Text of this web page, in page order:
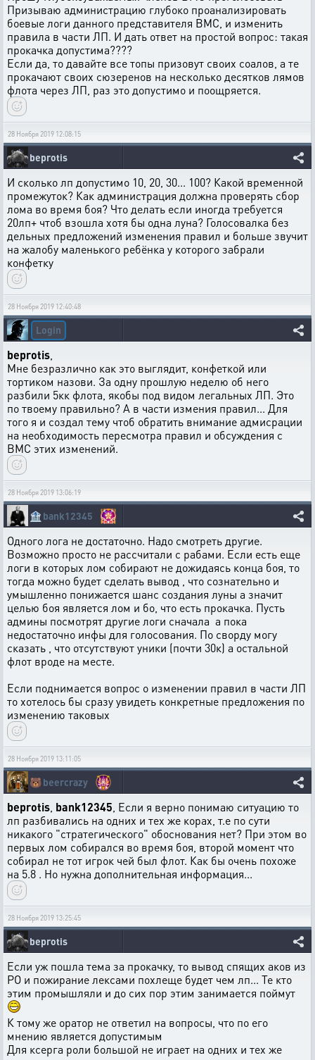
Призываю администрацию глубоко проанализировать
боевые логи данного представителя ВМС, и изменить
правила в части ЛП. И дать ответ на простой вопрос: такая
прокачка допустима????
Если да, то давайте все топы призовут своих соалов, а те
прокачают своих сюзеренов на несколько десятков лямов
флота через ЛП, раз это допустимо и поощряется.
28 Ноября 2019 12:08:15
beprotis
И сколько лп допустимо 10, 20, 30... 100? Какой временной
промежуток? Как администрация должна проверять сбор
лома во время боя? Что делать если иногда требуется
20лп+ чтоб взошла хотя бы одна луна? Голосовалка без
дельных предложений изменения правил и больше звучит
на жалобу маленького ребёнка у которого забрали
конфетку
28 Ноября 2019 12:40:48
Login
beprotis
Мне безразлично как это выглядит, конфеткой или
тортиком назови. За одну прошлую неделю об него
разбили 5кк флота, якобы под видом легальных ЛП. Это
по твоему правильно? А в части измения правил... Для
того я и создал тему чтоб обратить внимание адмисрации
на необходимость пересмотра правил и обсуждения с
ВМС этих изменений.
28 Ноября 2019 13:06:19
🏦 bank12345
Одного лога не достаточно. Надо смотреть другие.
Возможно просто не рассчитали с рабами. Если есть еще
логи в которых лом собирают не дожидаясь конца боя, то
тогда можно будет сделать вывод , что сознательно и
умышленно понижается шанс создания луны а значит
целью боя является лом и бо, что есть прокачка. Пусть
админы посмотрят другие логи сначала а пока
недостаточно инфы для голосования. По сворду могу
сказать , что отсутствуют уники (почти 30к) а остальной
флот вроде на месте.
Если поднимается вопрос о изменении правил в части ЛП
то хотелось бы сразу увидеть конкретные предложения по
изменению таковых
28 Ноября 2019 13:11:05
🐻beercrazy
beprotis bank12345 , Если я верно понимаю ситуацию то
лп разбивались на одних и тех же корах, т.е по сути
никакого "стратегического" обоснования нет? При этом во
первых лом собирался во время боя, второй момент что
собирал не тот игрок чей был флот. Как бы очень похоже
на 5.8 . Но нужна дополнительная информация...
28 Ноября 2019 13:25:45
beprotis
Если уж пошла тема за прокачку, то вывод спящих аков из
РО и пожирание лексами похлеще будет чем лп... Те кто
этим промышляли и до сих пор этим занимается поймут
К тому же оратор не ответил на вопросы, что по его
мнению является допустимым
Для ксерга роли большой не играет на одних и тех же